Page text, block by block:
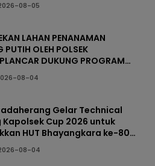
08-05
LAHAN PENANAMAN
PUTIH OLEH POLSEK
DUKUNG PROGRAM
PANGAN
08-04
Gelar Technical
Cup 2026 untuk
HUT Bhayangkara ke-80
RI ke-81
08-04